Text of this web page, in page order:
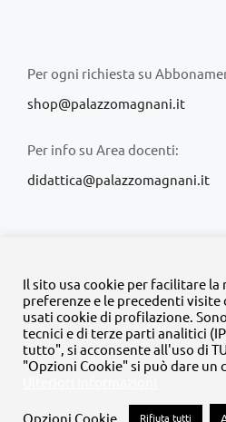
Per ogni richiesta su
shop@palazzomagnani.it
Per info su Area docenti:
didattica@palazzomagnani.it
© Copyright 2020 -2026 | Tutti i
progetto della
Facebook
Il sito usa cookie per facilitare
preferenze e le precedenti
usati cookie di profilazione.
tecnici e di terze parti analitici
tutto", si acconsente all'uso di
"Opzioni Cookie" si può dare
Opzioni Cookie Rifiuta tutti